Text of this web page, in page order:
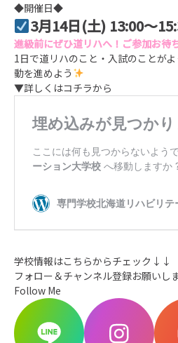
◆開催日◆
3月14日(土) 13:00～
進級前にぜひ道リハへ！ご参加お待
1日で道リハのこと・入試のことが
動を進めよう
▼詳しくはコチラから
学校情報はこちらからチェック↓↓
フォロー＆チャンネル登録お願い
Follow Me